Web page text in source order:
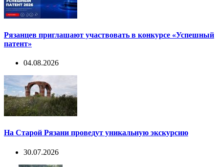
Рязанцев приглашают участвовать в конкурсе «Успешный
патент»
04.08.2026
На Старой Рязани проведут уникальную экскурсию
30.07.2026